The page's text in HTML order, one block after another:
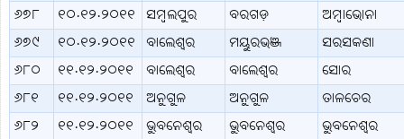
୬୭୮
୧୦.୧୨.୨୦୧୧ ସମ୍ବଲପୁର ବରଗଡ଼
ଅମ୍ବାଭୋନା
୬୭୯
୧୦.୧୨.୨୦୧୧ ବାଲେଶ୍ବର ମୟୁରଭଞ୍ଜ
ସରସକଣା
୬୮୦
୧୧.୧୨.୨୦୧୧ ବାଲେଶ୍ବର ବାଲେଶ୍ବର
ସୋର
୬୮୧
୧୧.୧୨.୨୦୧୧ ଅନୁଗୁଳ ଅନୁଗୁଳ
ତାଳଚେର
୬୮୨
୧୧.୧୨.୨୦୧୧ ଭୁବନେଶ୍ବର ଭୁବନେଶ୍ବର
ଭୁବନେଶ୍ବର